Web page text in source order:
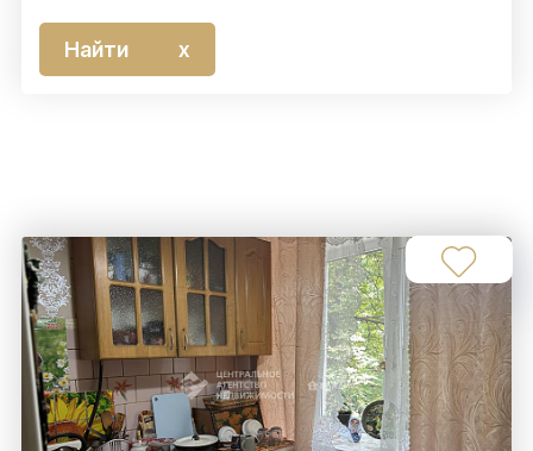
Найти х